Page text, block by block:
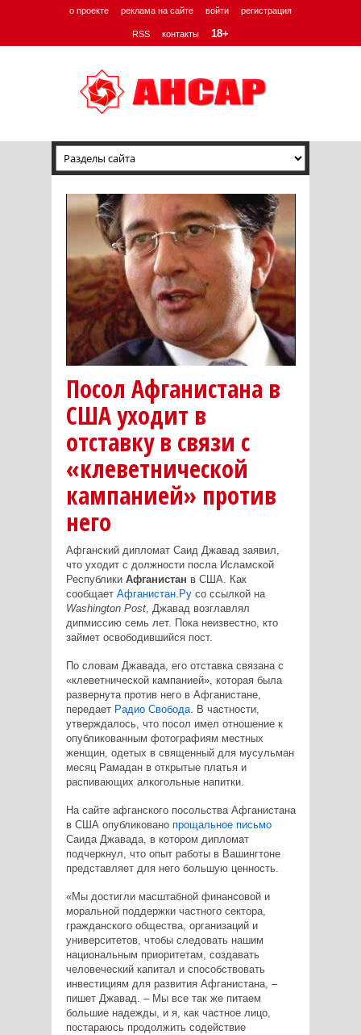
о проекте реклама на сайте войти регистрация
RSS контакты 18+
Посол Афганистана в
США уходит в
отставку в связи с
«клеветнической
кампанией» против
него
Афганский дипломат Саид Джавад заявил,
что уходит с должности посла Исламской
Республики Афганистан в США. Как
сообщает Афганистан.Русо ссылкой на
Washington Post, Джавад возглавлял
дипмиссию семь лет. Пока неизвестно, кто
займет освободившийся пост.
По словам Джавада, его отставка связана с
«клеветнической кампанией», которая была
развернута против него в Афганистане,
передает Радио Свобода. В частности,
утверждалось, что посол имел отношение к
опубликованным фотографиям местных
женщин, одетых в священный для мусульман
месяц Рамадан в открытые платья и
распивающих алкогольные напитки.
На сайте афганского посольства Афганистана
в США опубликовано прощальное письмо
Саида Джавада, в котором дипломат
подчеркнул, что опыт работы в Вашингтоне
представляет для него большую ценность.
«Мы достигли масштабной финансовой и
моральной поддержки частного сектора,
гражданского общества, организаций и
университетов, чтобы следовать нашим
национальным приоритетам, создавать
человеческий капитал и способствовать
инвестициям для развития Афганистана, –
пишет Джавад. – Мы все так же питаем
большие надежды, и я, как частное лицо,
постараюсь продолжить содействие